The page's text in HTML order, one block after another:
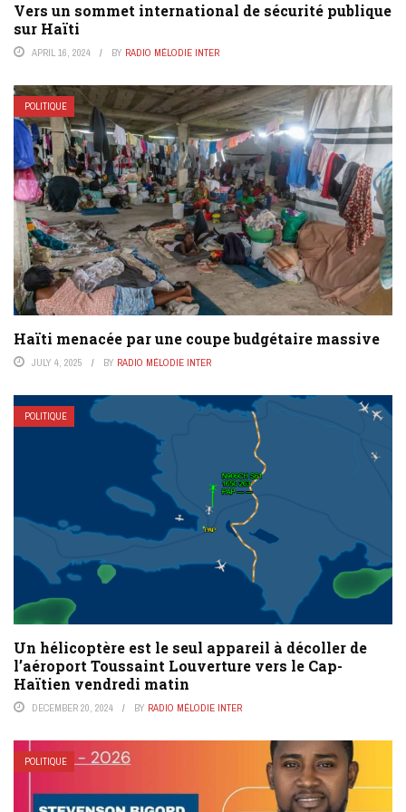
Vers un sommet international de sécurité publique
sur Haïti
APRIL 16, 2024 BY RADIO MÉLODIE INTER
POLITIQUE
Haïti menacée par une coupe budgétaire massive
JULY 4, 2025 BY RADIO MÉLODIE INTER
POLITIQUE
Un hélicoptère est le seul appareil à décoller de
l’aéroport Toussaint Louverture vers le Cap-
Haïtien vendredi matin
DECEMBER 20, 2024 BY RADIO MÉLODIE INTER
POLITIQUE